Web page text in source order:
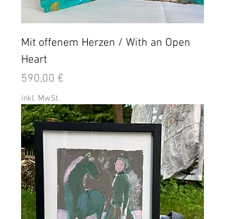
Mit offenem Herzen / With an Open
Heart
Preis
590,00 €
inkl. MwSt.